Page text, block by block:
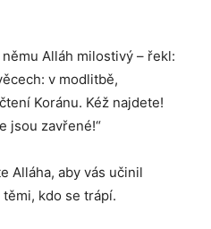
Alláh milostivý – řekl:
v modlitbě,
Koránu. Kéž najdete!
jsou zavřené!“
Alláha, aby vás učinil
kdo se trápí.